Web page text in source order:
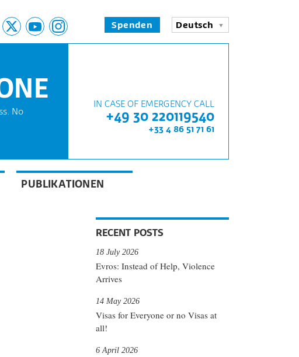
Spenden Deutsch
IN CASE OF EMERGENCY CALL
+49 30 220119540
+33 4 86 51 71 61
No
PUBLIKATIONEN
RECENT POSTS
Evros: Instead of Help, Violence
Arrives
18 July 2026
Visas for Everyone or no Visas at
all!
14 May 2026
6 April 2026